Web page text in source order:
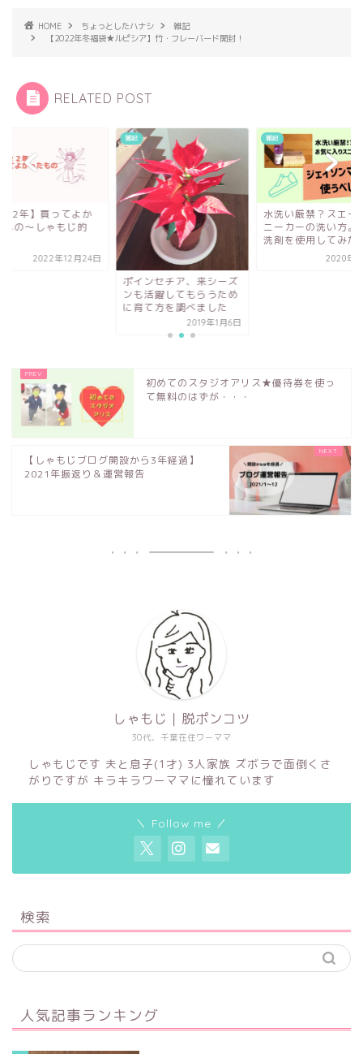
HOME ちょっとしたハナシ
雑記
【2022年冬福袋★ルピシア】竹・フレーバード開封！
RELATED POST
年】買ってよか
もの〜しゃもじ的
2022年12月24日
雑記
ポインセチア、来シーズ
ンも活躍してもらうため
に育て方を調べました
2019年1月6日
雑記
水洗い厳禁？スエー
ニーカーの洗い方。
洗剤を使用してみた
2020年1
初めてのスタジオアリス★優待券を使っ
て無料のはずが・・・
【しゃもじブログ開設から3年経過】
2021年振返り＆運営報告
30代、千葉在住ワーママ
しゃもじ｜脱ポンコツ
しゃもじです 夫と息子(1才) 3人家族 ズボラで面倒くさ
がりですが キラキラワーママに憧れています
＼ Follow me ／
検索
人気記事ランキング